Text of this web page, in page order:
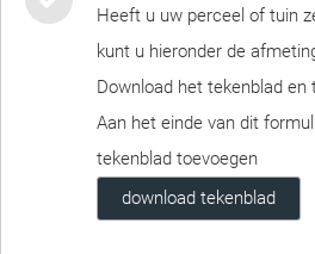
Heeft u uw perceel of tuin
kunt u hieronder de
Download het tekenblad en
Aan het einde van dit
tekenblad toevoegen
download tekenblad